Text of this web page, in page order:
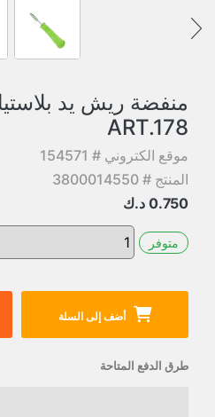
منفضة ريش يد
ART.178
موقع الكتروني # 154571
المنتج # 3800014550
0.750 د.ك
متوفر
أضف إلى السلة
طرق الدفع المتاحة